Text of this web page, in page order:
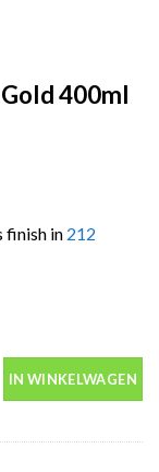
400ml
finish in 212
IN WINKELWAGEN